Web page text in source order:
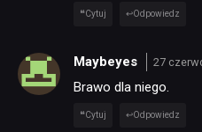
Cytuj Odpowiedz
Maybeyes 27
Brawo dla niego.
Cytuj Odpowiedz